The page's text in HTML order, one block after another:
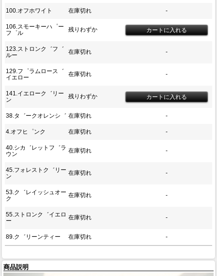
100.オフホワイト 在庫切れ -
106.スモーキーハ゜ー
フ゜ル
残りわずか
123.ストロンク゛フ゛
ルー
在庫切れ -
129.フ゜ラムロース゛
イエロー
在庫切れ -
141.イエローク゛リー
ン
残りわずか
38.タ゛ークオレンシ゛ 在庫切れ -
4.オフヒ゜ンク 在庫切れ -
40.シカ゛レットフ゛ラ
ウン
在庫切れ -
45.フォレストク゛リー
ン
在庫切れ -
53.ク゛レイッシュオー
ク
在庫切れ -
55.ストロンク゛イエロ
ー
在庫切れ -
89.ク゛リーンティー 在庫切れ -
商品説明